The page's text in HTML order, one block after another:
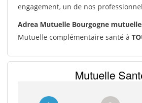
engagement, un de nos
Adrea Mutuelle Bourgogne
Mutuelle complémentaire santé à